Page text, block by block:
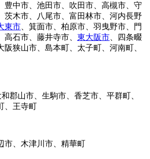
豊中市、池田市、吹田市、高槻市、守
、茨木市、八尾市、富田林市、河内長野
東市 、箕面市、柏原市、羽曳野市、門
高石市、藤井寺市、 東大阪市 、四条畷
阪狭山市、島本町、太子町、河南町、
郡山市、生駒市、香芝市、平群町、
、王寺町
市、木津川市、精華町